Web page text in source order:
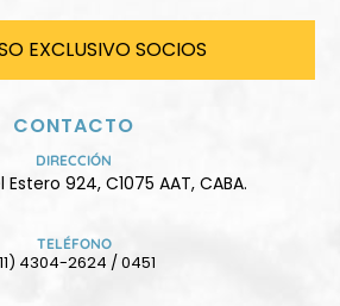
EXCLUSIVO SOCIOS
CONTACTO
DIRECCIÓN
924, C1075 AAT, CABA.
TELÉFONO
4304-2624 / 0451